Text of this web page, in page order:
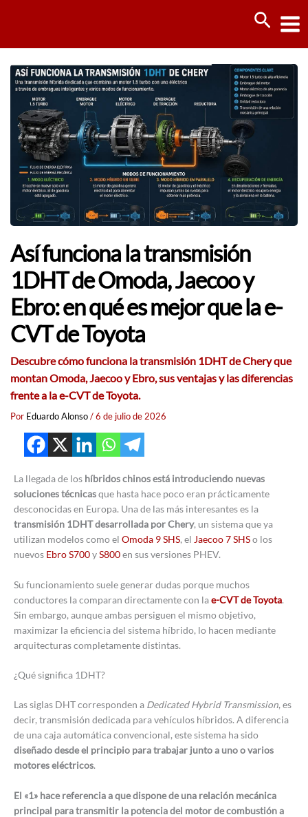
Así funciona la transmisión
1DHT de Omoda, Jaecoo y
Ebro: en qué es mejor que la e-
CVT de Toyota
Descubre cómo funciona la transmisión 1DHT de Chery que
montan Omoda, Jaecoo y Ebro, sus ventajas y las diferencias
frente a la e-CVT de Toyota.
Por Eduardo Alonso/6 de julio de 2026
La llegada de los híbridos chinos está introduciendo nuevas
soluciones técnicasque hasta hace poco eran prácticamente
desconocidas en Europa. Una de las más interesantes es la
transmisión 1DHT desarrollada por Chery, un sistema que ya
utilizan modelos como el Omoda 9 SHS, el Jaecoo 7 SHSo los
nuevos Ebro S700yS800en sus versiones PHEV.
Su funcionamiento suele generar dudas porque muchos
conductores la comparan directamente con lae-CVT de Toyota.
Sin embargo, aunque ambas persiguen el mismo objetivo,
maximizar la eficiencia del sistema híbrido, lo hacen mediante
arquitecturas completamente distintas.
¿Qué significa 1DHT?
Las siglas DHT corresponden a Dedicated Hybrid Transmission, es
decir, transmisión dedicada para vehículos híbridos. A diferencia
de una caja automática convencional, este sistema ha sido
diseñado desde el principio para trabajar junto a uno o varios
motores eléctricos.
El «1» hace referencia a que dispone de una relación mecánica
principal para transmitir la potencia del motor de combustión a